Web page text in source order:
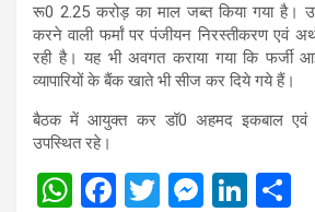
रू0 2.25 करोड़ का माल जब्त किया गया है।
करने वाली फर्मां पर पंजीयन निरस्तीकरण एवं
रही है। यह भी अवगत कराया गया कि फर्जी
व्यापारियों के बैंक खाते भी सीज कर दिये गये हैं।
बैठक में आयुक्त कर डॉ0 अहमद इकबाल एवं
उपस्थित रहे।
W F
T
M Li